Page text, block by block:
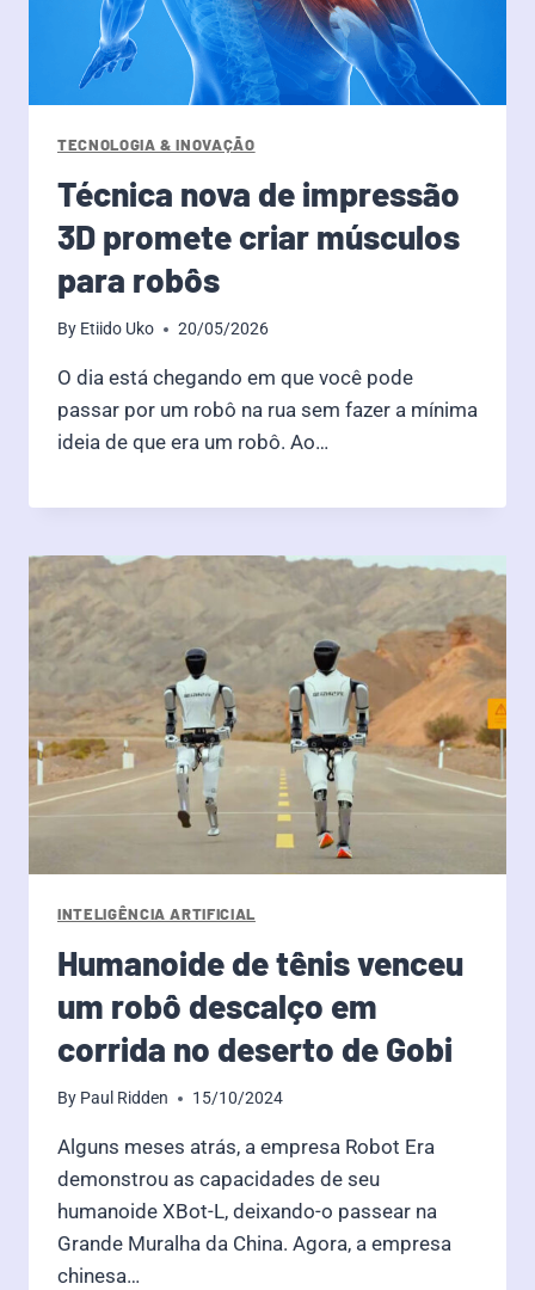
TECNOLOGIA & INOVAÇÃO
Técnica nova de impressão
3D promete criar músculos
para robôs
By Etiido Uko 20/05/2026
O dia está chegando em que você pode
passar por um robô na rua sem fazer a mínima
ideia de que era um robô. Ao…
INTELIGÊNCIA ARTIFICIAL
Humanoide de tênis venceu
um robô descalço em
corrida no deserto de Gobi
By Paul Ridden 15/10/2024
Alguns meses atrás, a empresa Robot Era
demonstrou as capacidades de seu
humanoide XBot-L, deixando-o passear na
Grande Muralha da China. Agora, a empresa
chinesa…